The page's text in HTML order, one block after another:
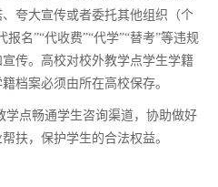
夸大宣传或者委托其他组织（个
名”“代收费”“代学”“替考”等违规
传。高校对校外教学点学生学籍
档案必须由所在高校保存。
学点畅通学生咨询渠道，协助做好
扶，保护学生的合法权益。